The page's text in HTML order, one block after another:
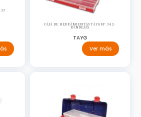
CAJA DE HERRAMIENTAS TAYG Nº 34 2-
BANDEJAS
TAYG
Ver más